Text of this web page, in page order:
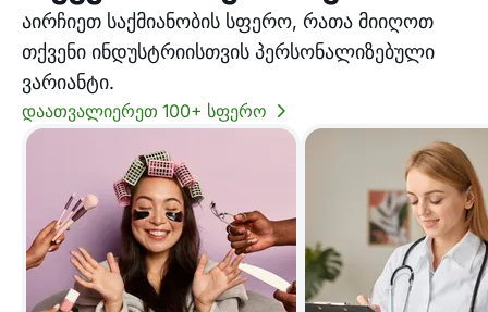
აირჩიეთ საქმიანობის სფერო, რათა მიიღოთ
თქვენი ინდუსტრიისთვის პერსონალიზებული
ვარიანტი.
დაათვალიერეთ 100+ სფერო